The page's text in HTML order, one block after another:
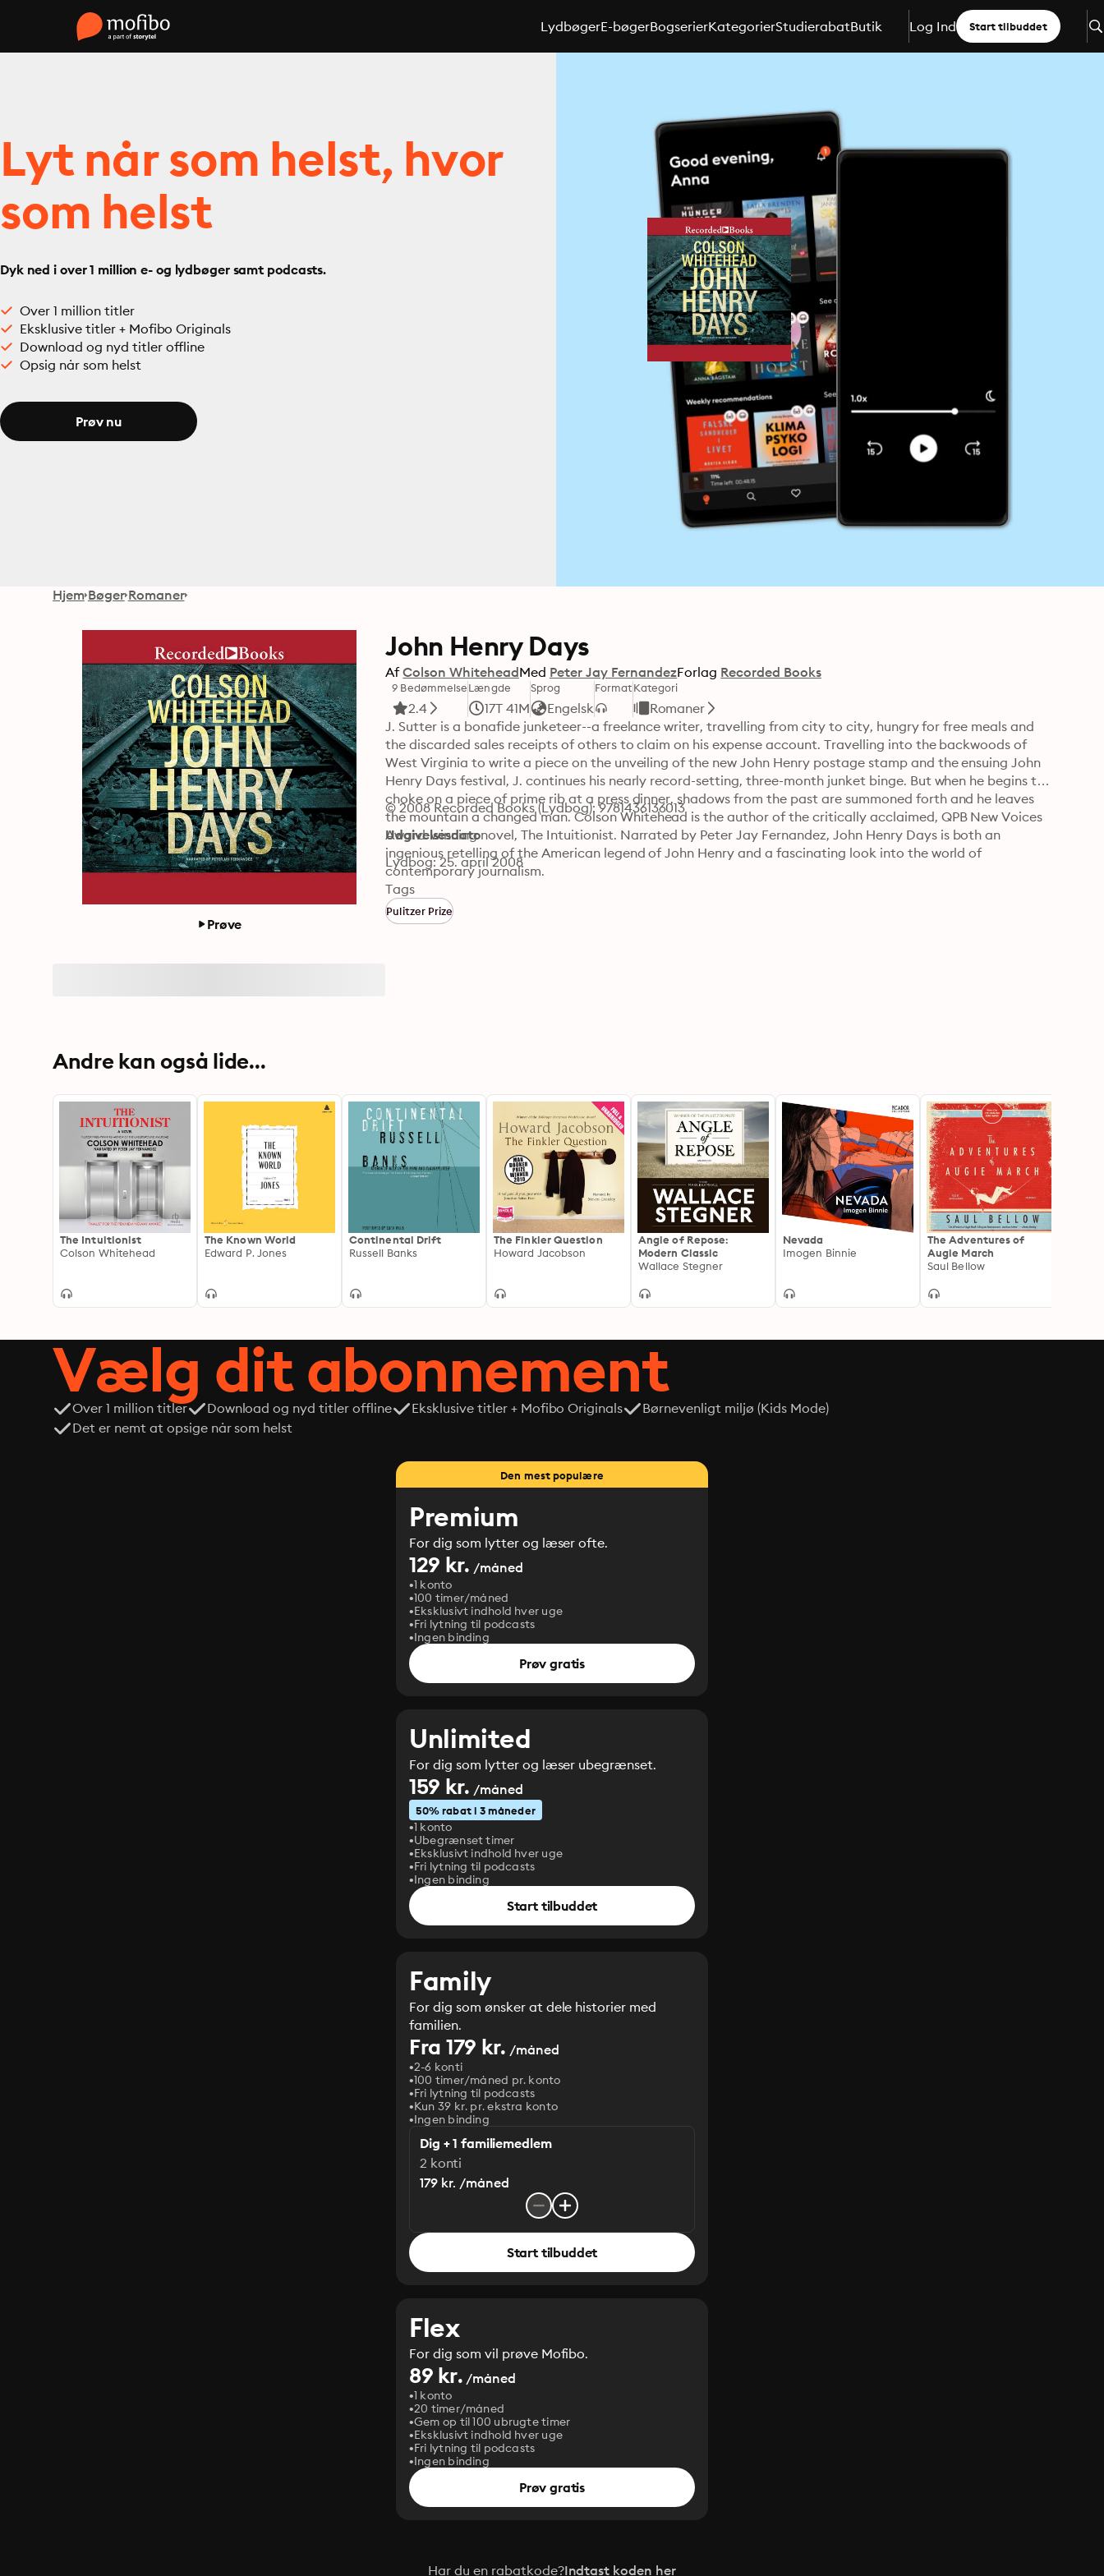
LydbøgerE-bøgerBogserierKategorierStudierabatButik Log Ind Start tilbuddet
Lyt når som helst, hvor
som helst
Dyk ned i over 1 million e- og lydbøger samt podcasts.
Over 1 million titler
Eksklusive titler + Mofibo Originals
Download og nyd titler offline
Opsig når som helst
Prøv nu
Hjem Bøger Romaner
Prøve
John Henry Days
Af Colson WhiteheadMed Peter Jay FernandezForlag Recorded Books
9 Bedømmelse
2.4
Længde
17T 41M
Sprog
Engelsk
FormatKategori
Romaner
J. Sutter is a bonafide junketeer--a freelance writer, travelling from city to city, hungry for free meals and
the discarded sales receipts of others to claim on his expense account. Travelling into the backwoods of
West Virginia to write a piece on the unveiling of the new John Henry postage stamp and the ensuing John
Henry Days festival, J. continues his nearly record-setting, three-month junket binge. But when he begins to
choke on a piece of prime rib at a press dinner, shadows from the past are summoned forth and he leaves
the mountain a changed man. Colson Whitehead is the author of the critically acclaimed, QPB New Voices
Award-winning novel, The Intuitionist. Narrated by Peter Jay Fernandez, John Henry Days is both an
ingenious retelling of the American legend of John Henry and a fascinating look into the world of
contemporary journalism.
© 2008 Recorded Books (Lydbog): 9781436136013
Udgivelsesdato
Lydbog: 25. april 2008
Tags
Pulitzer Prize
Andre kan også lide...
The Intuitionist
Colson Whitehead
The Known World
Edward P. Jones
Continental Drift
Russell Banks
The Finkler Question
Howard Jacobson
Angle of Repose:
Modern Classic
Wallace Stegner
Nevada
Imogen Binnie
The Adventures of
Augie March
Saul Bellow
Vælg dit abonnement
Over 1 million titler Download og nyd titler offline Eksklusive titler + Mofibo Originals
Børnevenligt miljø (Kids Mode)
Det er nemt at opsige når som helst
Den mest populære
Premium
For dig som lytter og læser ofte.
129 kr. /måned
1 konto
100 timer/måned
Eksklusivt indhold hver uge
Fri lytning til podcasts
Ingen binding
Prøv gratis
Unlimited
For dig som lytter og læser ubegrænset.
159 kr. /måned
50% rabat i 3 måneder
1 konto
Ubegrænset timer
Eksklusivt indhold hver uge
Fri lytning til podcasts
Ingen binding
Start tilbuddet
Family
For dig som ønsker at dele historier med
familien.
Fra 179 kr. /måned
2-6 konti
100 timer/måned pr. konto
Fri lytning til podcasts
Kun 39 kr. pr. ekstra konto
Ingen binding
Dig + 1 familiemedlem
2 konti
179 kr. /måned
Start tilbuddet
Flex
For dig som vil prøve Mofibo.
89 kr. /måned
1 konto
20 timer/måned
Gem op til 100 ubrugte timer
Eksklusivt indhold hver uge
Fri lytning til podcasts
Ingen binding
Prøv gratis
Har du en rabatkode?Indtast koden her